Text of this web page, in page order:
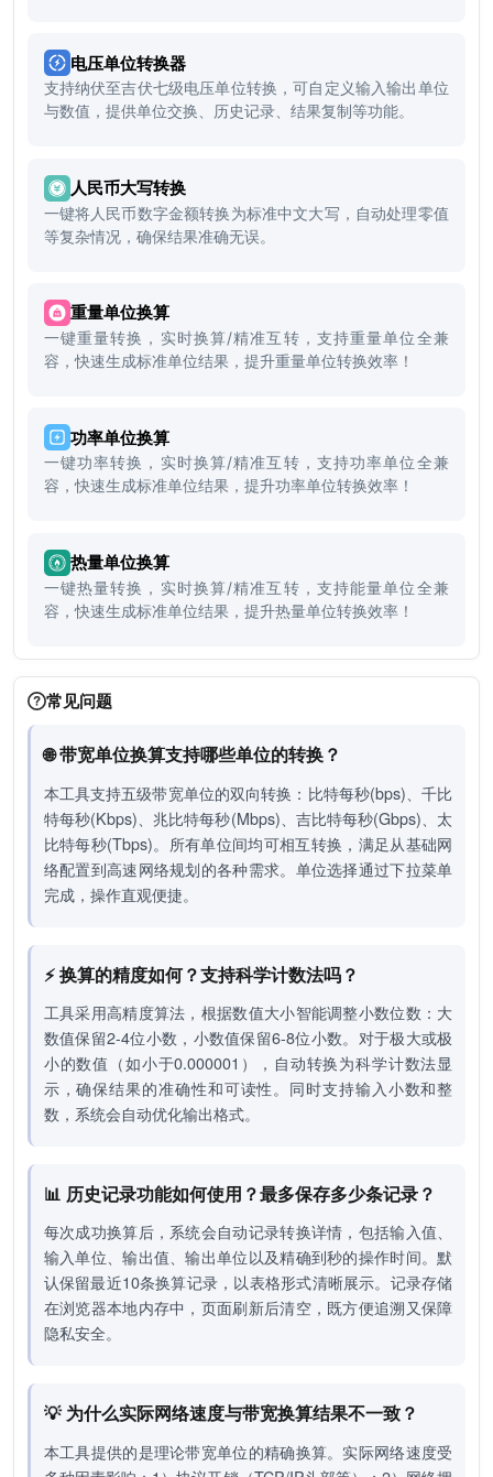
电压单位转换器
支持纳伏至吉伏七级电压单位转换，可自定义输入输出单位
与数值，提供单位交换、历史记录、结果复制等功能。
人民币大写转换
一键将人民币数字金额转换为标准中文大写，自动处理零值
等复杂情况，确保结果准确无误。
重量单位换算
一键重量转换，实时换算/精准互转，支持重量单位全兼
容，快速生成标准单位结果，提升重量单位转换效率！
功率单位换算
一键功率转换，实时换算/精准互转，支持功率单位全兼
容，快速生成标准单位结果，提升功率单位转换效率！
热量单位换算
一键热量转换，实时换算/精准互转，支持能量单位全兼
容，快速生成标准单位结果，提升热量单位转换效率！
常见问题
🌐 带宽单位换算支持哪些单位的转换？
本工具支持五级带宽单位的双向转换：比特每秒(bps)、千比
特每秒(Kbps)、兆比特每秒(Mbps)、吉比特每秒(Gbps)、太
比特每秒(Tbps)。所有单位间均可相互转换，满足从基础网
络配置到高速网络规划的各种需求。单位选择通过下拉菜单
完成，操作直观便捷。
⚡ 换算的精度如何？支持科学计数法吗？
工具采用高精度算法，根据数值大小智能调整小数位数：大
数值保留2-4位小数，小数值保留6-8位小数。对于极大或极
小的数值（如小于0.000001），自动转换为科学计数法显
示，确保结果的准确性和可读性。同时支持输入小数和整
数，系统会自动优化输出格式。
📊 历史记录功能如何使用？最多保存多少条记录？
每次成功换算后，系统会自动记录转换详情，包括输入值、
输入单位、输出值、输出单位以及精确到秒的操作时间。默
认保留最近10条换算记录，以表格形式清晰展示。记录存储
在浏览器本地内存中，页面刷新后清空，既方便追溯又保障
隐私安全。
💡 为什么实际网络速度与带宽换算结果不一致？
本工具提供的是理论带宽单位的精确换算。实际网络速度受